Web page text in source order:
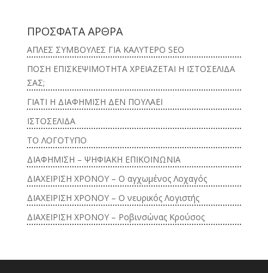
ΠΡΟΣΦΑΤΑ ΑΡΘΡΑ
ΑΠΛΕΣ ΣΥΜΒΟΥΛΕΣ ΓΙΑ ΚΑΛΥΤΕΡΟ SEO
ΠΟΣΗ ΕΠΙΣΚΕΨΙΜΟΤΗΤΑ ΧΡΕΙΑΖΕΤΑΙ Η ΙΣΤΟΣΕΛΙΔΑ
ΣΑΣ;
ΓΙΑΤΙ Η ΔΙΑΦΗΜΙΣΗ ΔΕΝ ΠΟΥΛΑΕΙ
ΙΣΤΟΣΕΛΙΔΑ
ΤΟ ΛΟΓΟΤΥΠΟ
ΔΙΑΦΗΜΙΣΗ – ΨΗΦΙΑΚΗ ΕΠΙΚΟΙΝΩΝΙΑ
ΔΙΑΧΕΙΡΙΣΗ ΧΡΟΝΟΥ – Ο αγχωμένος Λοχαγός
ΔΙΑΧΕΙΡΙΣΗ ΧΡΟΝΟΥ – Ο νευρικός Λογιστής
ΔΙΑΧΕΙΡΙΣΗ ΧΡΟΝΟΥ – Ροβινσώνας Κρούσος